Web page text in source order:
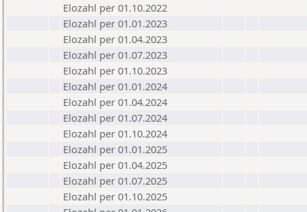
Elozahl per 01.10.2022
Elozahl per 01.01.2023
Elozahl per 01.04.2023
Elozahl per 01.07.2023
Elozahl per 01.10.2023
Elozahl per 01.01.2024
Elozahl per 01.04.2024
Elozahl per 01.07.2024
Elozahl per 01.10.2024
Elozahl per 01.01.2025
Elozahl per 01.04.2025
Elozahl per 01.07.2025
Elozahl per 01.10.2025